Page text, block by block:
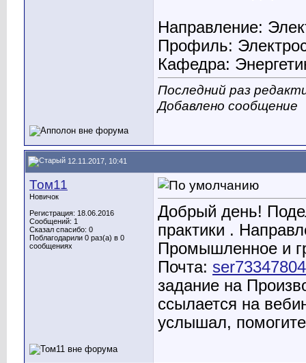
Направление:
Профиль:
Кафедра:
Последний раз
Добавлено сообщение
12.11.2017, 10:41
Том11
Новичок
Регистрация: 18.06.2016
Сообщений: 1
Сказал спасибо: 0
Поблагодарили 0 раз(а) в 0
сообщениях
Добрый день!
практики .
Промышленное и
Почта:
задание на
ссылается на
услышал,